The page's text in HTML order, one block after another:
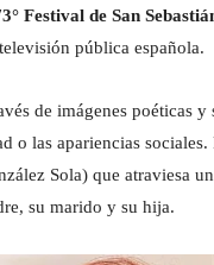
Festival de San
pública española.
de imágenes poéticas
o las apariencias
Sola) que atraviesa
su marido y su hija.